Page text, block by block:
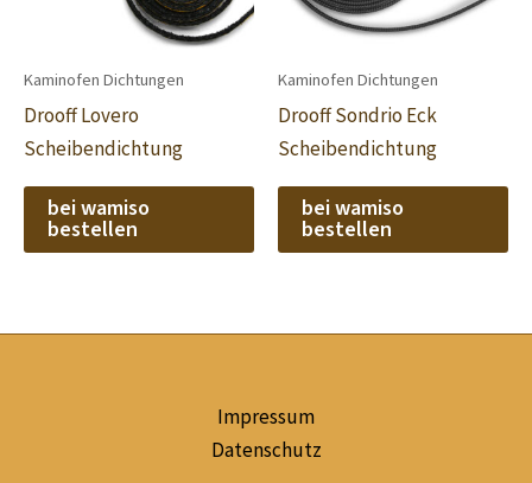
Kaminofen Dichtungen
Drooff Lovero
Scheibendichtung
bei wamiso
bestellen
Kaminofen Dichtungen
Drooff Sondrio Eck
Scheibendichtung
bei wamiso
bestellen
Impressum
Datenschutz